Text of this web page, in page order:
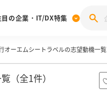
] 本選考体験記投稿キャンペーン
のDX企業就職ブランド調査
目の企業・IT/DX特集
オーエムシートラベルの志望動機一覧
（全1件）